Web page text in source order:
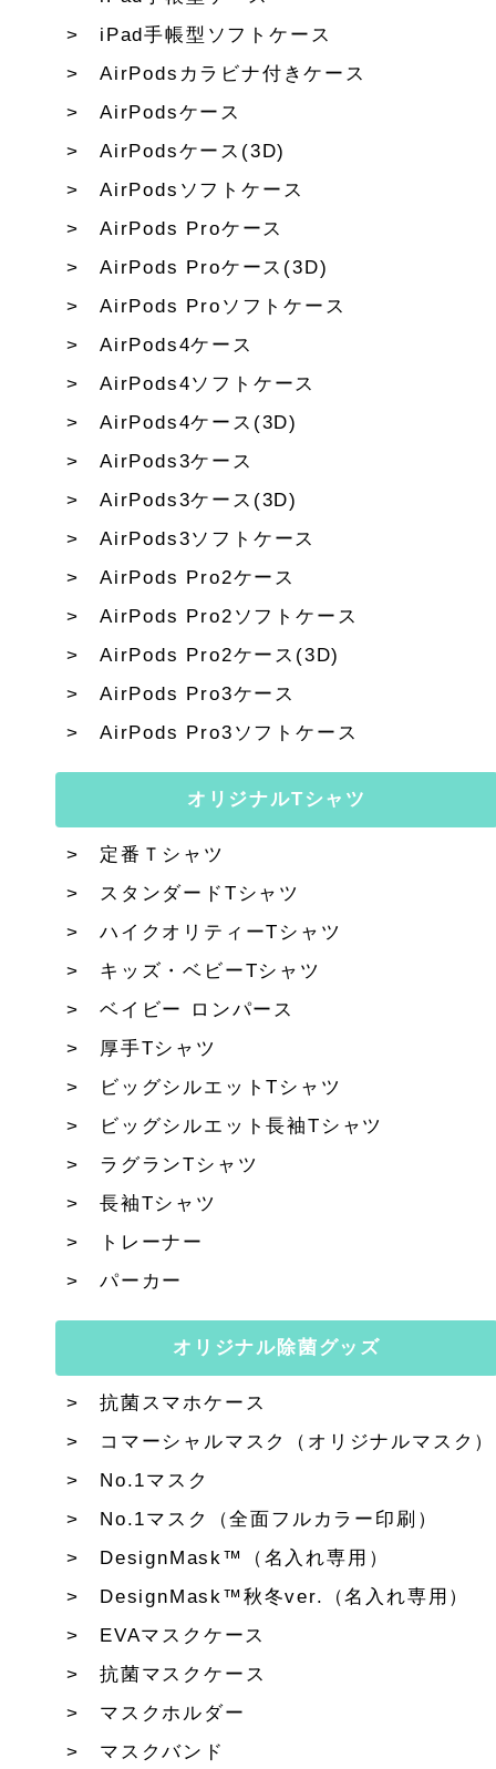
iPad手帳型ソフトケース
AirPodsカラビナ付きケース
AirPodsケース
AirPodsケース(3D)
AirPodsソフトケース
AirPods Proケース
AirPods Proケース(3D)
AirPods Proソフトケース
AirPods4ケース
AirPods4ソフトケース
AirPods4ケース(3D)
AirPods3ケース
AirPods3ケース(3D)
AirPods3ソフトケース
AirPods Pro2ケース
AirPods Pro2ソフトケース
AirPods Pro2ケース(3D)
AirPods Pro3ケース
AirPods Pro3ソフトケース
オリジナルTシャツ
定番Ｔシャツ
スタンダードTシャツ
ハイクオリティーTシャツ
キッズ・ベビーTシャツ
ベイビー ロンパース
厚手Tシャツ
ビッグシルエットTシャツ
ビッグシルエット長袖Tシャツ
ラグランTシャツ
長袖Tシャツ
トレーナー
パーカー
オリジナル除菌グッズ
抗菌スマホケース
コマーシャルマスク（オリジナルマスク）
No.1マスク
No.1マスク（全面フルカラー印刷）
DesignMask™（名入れ専用）
DesignMask™秋冬ver.（名入れ専用）
EVAマスクケース
抗菌マスクケース
マスクホルダー
マスクバンド